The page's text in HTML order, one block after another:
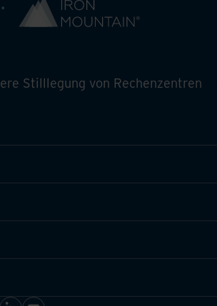
Stilllegung von Rechenzentren